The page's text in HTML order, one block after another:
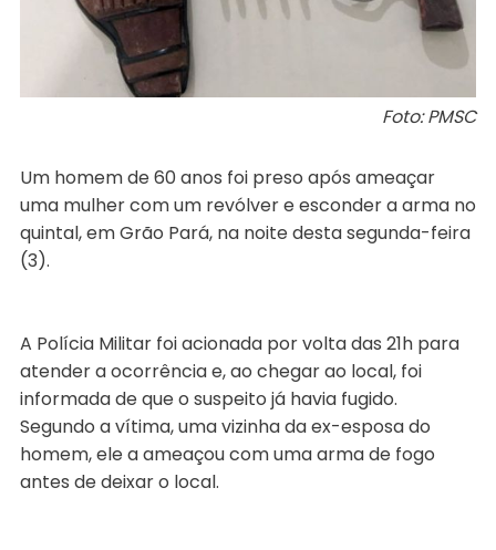
Foto: PMSC
Um homem de 60 anos foi preso após ameaçar
uma mulher com um revólver e esconder a arma no
quintal, em Grão Pará, na noite desta segunda-feira
(3).
A Polícia Militar foi acionada por volta das 21h para
atender a ocorrência e, ao chegar ao local, foi
informada de que o suspeito já havia fugido.
Segundo a vítima, uma vizinha da ex-esposa do
homem, ele a ameaçou com uma arma de fogo
antes de deixar o local.